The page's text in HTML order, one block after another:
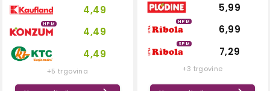
4,49
HPM
4,49
4,49
+5 trgovina
5,99
HPM
6,99
SPM
7,29
+3 trgovine